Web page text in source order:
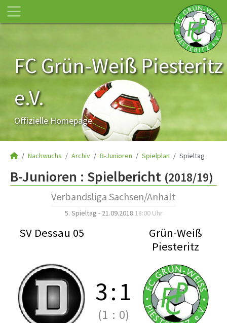
FC Grün-Weiß Piesteritz
e.V.
Offizielle Homepage
Nachwuchs Archiv B-Junioren Spielplan Spieltag
B-Junioren : Spielbericht (2018/19)
Verbandsliga Sachsen/Anhalt
5. Spieltag - 21.09.2018 18:00 Uhr
SV Dessau 05
Grün-Weiß
Piesteritz
3:1
(1 : 0)